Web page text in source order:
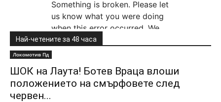
Най-четените за 48 часа
Локомотив Пд
ШОК на Лаута! Ботев Враца влоши
положението на смърфовете след
червен...